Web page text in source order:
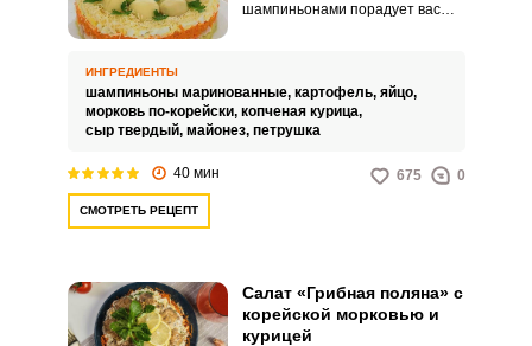
шампиньонами порадует вас
яркая закуска идеально
подойдет для вашего
домашнего праздника.
ИНГРЕДИЕНТЫ
шампиньоны маринованные, картофель, яйцо,
морковь по-корейски, копченая курица,
сыр твердый, майонез, петрушка
40 мин 675 0
СМОТРЕТЬ РЕЦЕПТ
Салат «Грибная поляна» с
корейской морковью и
курицей